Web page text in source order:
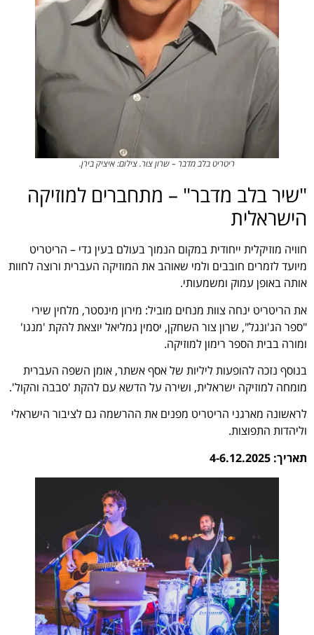
ריטריט בלב מדבר – שרון צור. צילום: איציק בירן.
"שיר בלב מדבר" – מתחברים למוזיקה
הישראלית
חוויה מוזיקלית ייחודית במקום הנמוך בעולם בעין גדי – הריטריט
מיועד לזמרים חובבים ולמי שאוהב את המוזיקה העברית ורוצה לחוות
אותה באופן עמוק ומשמעותי.
את הריטריט ינחה צוות מנחים מוביל: מירון מינסטר, מלחין שירי
"ספר הג'ונגל", שרון צור השחקן, יסמין גמליאל יוצאת להקת 'מנגו'
ומורה בבית הספר רימון למוזיקה.
בנוסף נזכה להופעות ליליות של אסף אשתר, אומן השפה העברית
מומחה למוזיקה ישראלית, ושירה על הדשא עם להקת 'סבבה והקול'.
לראשונה מארגני הריטריט מפנים את ההרשמה גם לציבור הישראלי
וליהדות התפוצות.
תאריך: 4-6.12.2025